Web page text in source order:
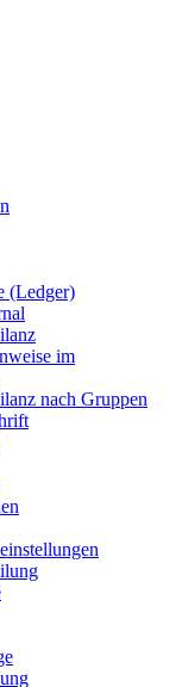
(Ledger)
im
nach Gruppen